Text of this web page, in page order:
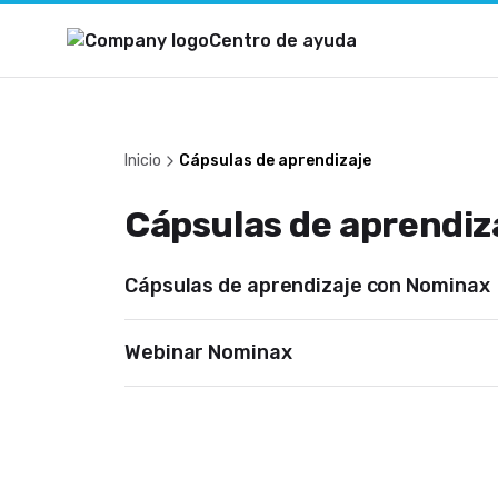
Centro de ayuda
Inicio Cápsulas de aprendizaje
Cápsulas de
Cápsulas de aprendizaje con Nominax
Webinar Nominax